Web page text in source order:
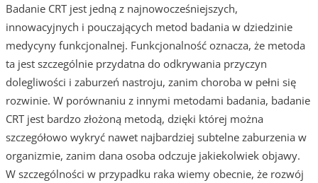
Badanie CRT jest jedną z najnowocześniejszych,
innowacyjnych i pouczających metod badania w dziedzinie
medycyny funkcjonalnej. Funkcjonalność oznacza, że metoda
ta jest szczególnie przydatna do odkrywania przyczyn
dolegliwości i zaburzeń nastroju, zanim choroba w pełni się
rozwinie. W porównaniu z innymi metodami badania, badanie
CRT jest bardzo złożoną metodą, dzięki której można
szczegółowo wykryć nawet najbardziej subtelne zaburzenia w
organizmie, zanim dana osoba odczuje jakiekolwiek objawy.
W szczególności w przypadku raka wiemy obecnie, że rozwój